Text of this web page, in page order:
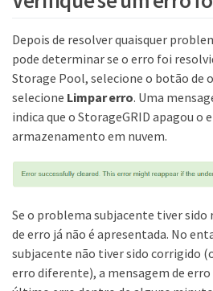
Depois de resolver quaisquer
pode determinar se o erro foi
Storage Pool, selecione o botão de
selecione Limpar erro. Uma
indica que o StorageGRID apagou o
armazenamento em nuvem.
Se o problema subjacente tiver sido
de erro já não é apresentada. No
subjacente não tiver sido corrigido
erro diferente), a mensagem de